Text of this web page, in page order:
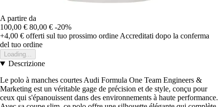
A partire da
100,00 € 80,00 € -20%
+4,00 € offerti sul tuo prossimo ordine Accreditati dopo la conferma
del tuo ordine
Loading...
Descrizione
Le polo à manches courtes Audi Formula One Team Engineers &
Marketing est un véritable gage de précision et de style, conçu pour
ceux qui s'épanouissent dans des environnements à haute performance.